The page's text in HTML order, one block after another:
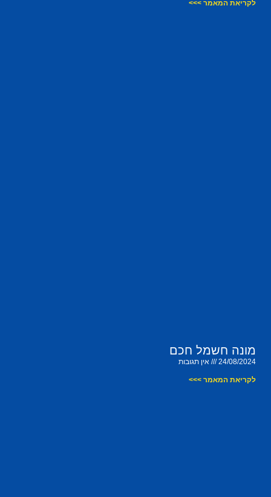
לקריאת המאמר >>>
מונה חשמל חכם
24/08/2024 אין תגובות
לקריאת המאמר >>>